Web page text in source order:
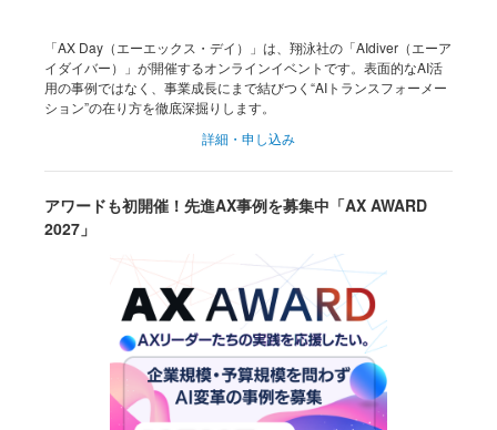
「AX Day（エーエックス・デイ）」は、翔泳社の「AIdiver（エーア
イダイバー）」が開催するオンラインイベントです。表面的なAI活
用の事例ではなく、事業成長にまで結びつく“AIトランスフォーメー
ション”の在り方を徹底深掘りします。
詳細・申し込み
アワードも初開催！先進AX事例を募集中「AX AWARD
2027」